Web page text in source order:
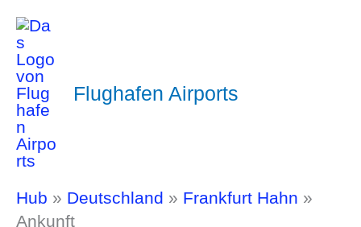
Flughafen Airports
Hub » Deutschland » Frankfurt Hahn »
Ankunft